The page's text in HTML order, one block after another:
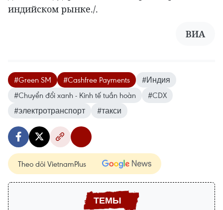
индийском рынке./.
ВИА
#Green SM #Cashfree Payments
#Индия
#Chuyển đổi xanh - Kinh tế tuần hoàn
#CDX
#электротранспорт
#такси
Theo dõi VietnamPlus